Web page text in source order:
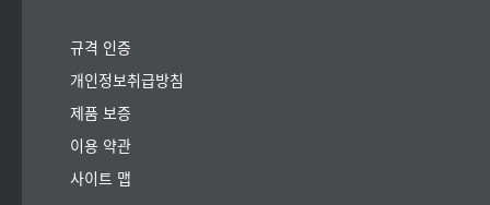
규격 인증
개인정보취급방침
제품 보증
이용 약관
사이트 맵